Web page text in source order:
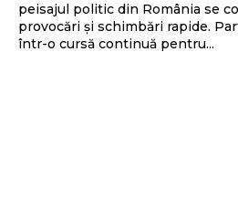
peisajul politic din România se
provocări și schimbări rapide.
într-o cursă continuă pentru...